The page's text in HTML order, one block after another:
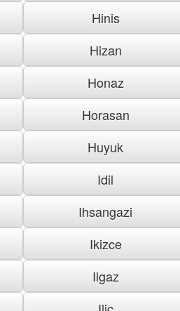
Hinis
Hizan
Honaz
Horasan
Huyuk
Idil
Ihsangazi
Ikizce
Ilgaz